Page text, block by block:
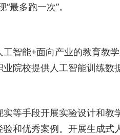
最多跑一次”。
智能+面向产业的教育教
校提供人工智能训练数
等手段开展实验设计和
和优秀案例。开展生成